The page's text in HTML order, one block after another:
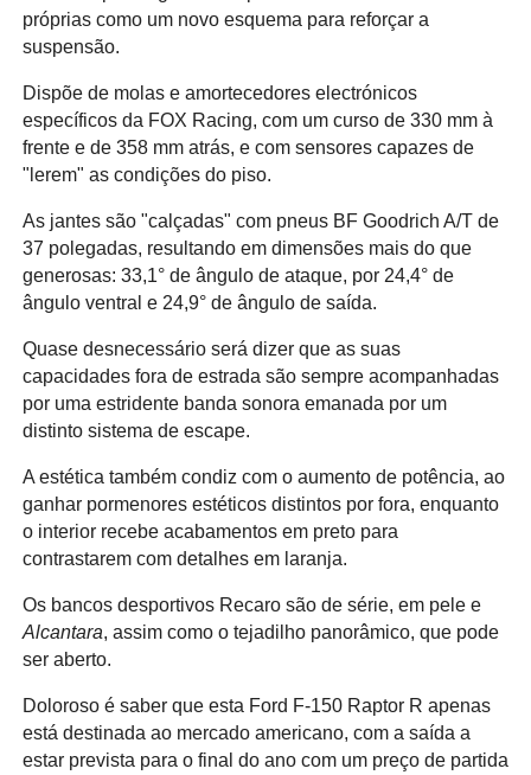
próprias como um novo esquema para reforçar a
suspensão.
Dispõe de molas e amortecedores electrónicos
específicos da FOX Racing, com um curso de 330 mm à
frente e de 358 mm atrás, e com sensores capazes de
"lerem" as condições do piso.
As jantes são "calçadas" com pneus BF Goodrich A/T de
37 polegadas, resultando em dimensões mais do que
generosas: 33,1° de ângulo de ataque, por 24,4° de
ângulo ventral e 24,9° de ângulo de saída.
Quase desnecessário será dizer que as suas
capacidades fora de estrada são sempre acompanhadas
por uma estridente banda sonora emanada por um
distinto sistema de escape.
A estética também condiz com o aumento de potência, ao
ganhar pormenores estéticos distintos por fora, enquanto
o interior recebe acabamentos em preto para
contrastarem com detalhes em laranja.
Os bancos desportivos Recaro são de série, em pele e
Alcantara, assim como o tejadilho panorâmico, que pode
ser aberto.
Doloroso é saber que esta Ford F-150 Raptor R apenas
está destinada ao mercado americano, com a saída a
estar prevista para o final do ano com um preço de partida